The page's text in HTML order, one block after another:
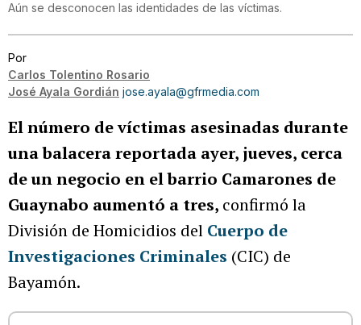
Aún se desconocen las identidades de las víctimas.
Por
Carlos Tolentino Rosario
José Ayala Gordián jose.ayala@gfrmedia.com
El número de víctimas asesinadas durante
una balacera reportada ayer, jueves, cerca
de un negocio en el barrio Camarones de
Guaynabo aumentó a tres, confirmó la
División de Homicidios del Cuerpo de
Investigaciones Criminales (CIC) de
Bayamón.